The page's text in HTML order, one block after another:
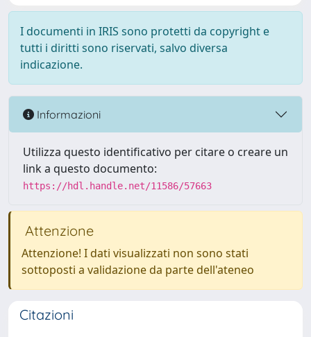
I documenti in IRIS sono protetti da copyright e
tutti i diritti sono riservati, salvo diversa
indicazione.
Informazioni
Utilizza questo identificativo per citare o creare un
link a questo documento:
https://hdl.handle.net/11586/57663
Attenzione
Attenzione! I dati visualizzati non sono stati
sottoposti a validazione da parte dell'ateneo
Citazioni